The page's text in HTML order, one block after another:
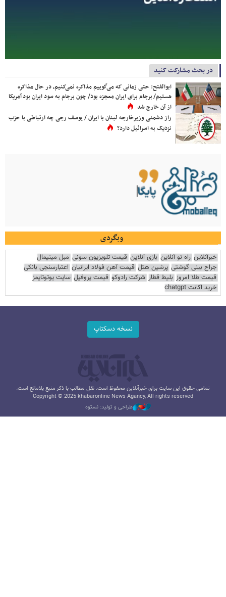
در بحث مشارکت کنید
ابوالفتح: حتی زمانی که می‌گوییم مذاکره نمی‌کنیم، در حال مذاکره
هستیم/ برجام برای ایران معجزه بود/ چون برجام به سود ایران بود آمریکا
از آن خارج شد
راز دشمنی وزیرخارجه لبنان با ایران / یوسف رجی چه ارتباطی با حزب
نزدیک به اسرائیل دارد؟
وبگردی
خبرآنلاین راه نو آنلاین بازی آنلاین قیمت تلویزیون سونی مبل مینیمال
جراح بینی گوشتی پرشین هتل قیمت آهن فولاد ایرانیان اعتبارسنجی بانکی
قیمت طلا امروز بلیط قطار شرکت رادوکو قیمت پروفیل سایت یوتوتایمز
خرید اکانت chatgpt
نسخه دسکتاپ
تمامی حقوق این سایت برای خبرآنلاین محفوظ است. نقل مطالب با ذکر منبع بلامانع است.
Copyright © 2025 khabaronline News Agancy, All rights reserved
طراحی و تولید: نستوه